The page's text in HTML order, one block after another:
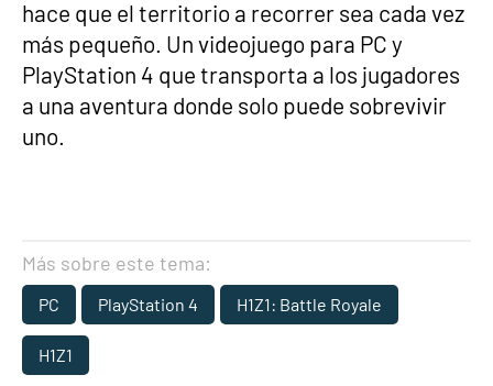
hace que el territorio a recorrer sea cada vez
más pequeño. Un videojuego para PC y
PlayStation 4 que transporta a los jugadores
a una aventura donde solo puede sobrevivir
uno.
Más sobre este tema:
PC PlayStation 4 H1Z1: Battle Royale
H1Z1